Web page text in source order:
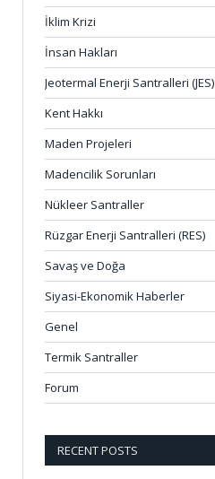
İklim Krizi
İnsan Hakları
Jeotermal Enerji Santralleri (JES)
Kent Hakkı
Maden Projeleri
Madencilik Sorunları
Nükleer Santraller
Rüzgar Enerji Santralleri (RES)
Savaş ve Doğa
Siyasi-Ekonomik Haberler
Genel
Termik Santraller
Forum
RECENT POSTS